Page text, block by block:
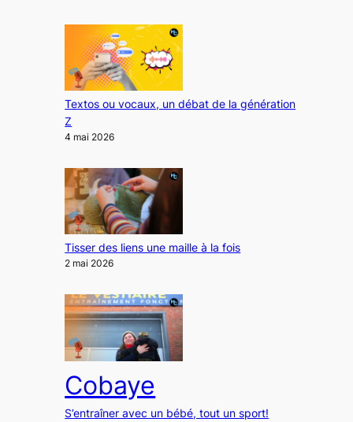
Textos ou vocaux, un débat de la génération
Z
4 mai 2026
Tisser des liens une maille à la fois
2 mai 2026
Cobaye
S’entraîner avec un bébé, tout un sport!